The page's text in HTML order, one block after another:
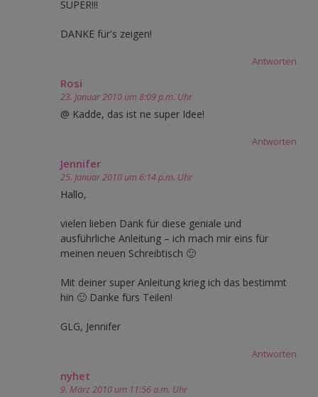
SUPER!!!
DANKE für's zeigen!
Antworten
Rosi
23. Januar 2010 um 8:09 p.m. Uhr
@ Kadde, das ist ne super Idee!
Antworten
Jennifer
25. Januar 2010 um 6:14 p.m. Uhr
Hallo,
vielen lieben Dank für diese geniale und
ausführliche Anleitung – ich mach mir eins für
meinen neuen Schreibtisch 🙂
Mit deiner super Anleitung krieg ich das bestimmt
hin 🙂 Danke fürs Teilen!
GLG, Jennifer
Antworten
nyhet
9. März 2010 um 11:56 a.m. Uhr